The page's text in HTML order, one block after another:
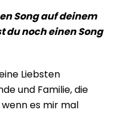
Song auf deinem
du noch einen Song
Liebsten
und Familie, die
es mir mal